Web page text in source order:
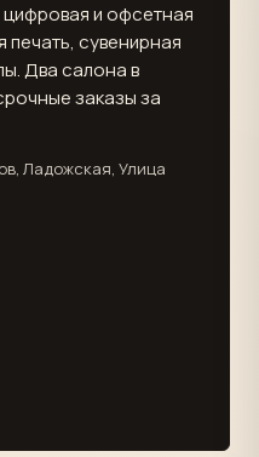
и офсетная
сувенирная
Два салона в
заказы за
Ладожская, Улица